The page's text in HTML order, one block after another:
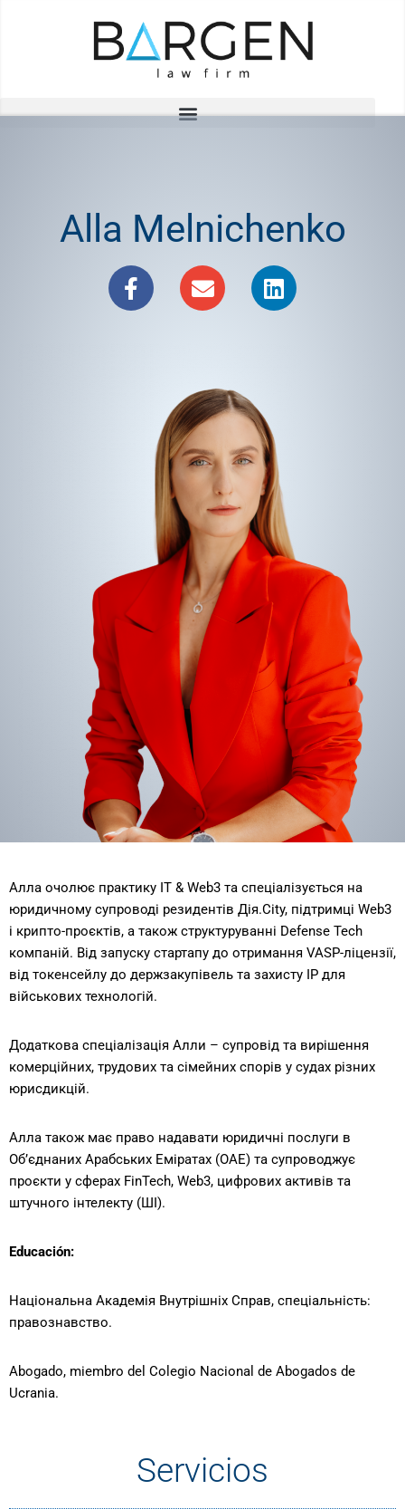
Alla Melnichenko
Алла очолює практику IT & Web3 та спеціалізується на
юридичному супроводі резидентів Дія.City, підтримці Web3
і крипто-проєктів, а також структуруванні Defense Tech
компаній. Від запуску стартапу до отримання VASP-ліцензії,
від токенсейлу до держзакупівель та захисту IP для
військових технологій.
Додаткова спеціалізація Алли – супровід та вирішення
комерційних, трудових та сімейних спорів у судах різних
юрисдикцій.
Алла також має право надавати юридичні послуги в
Об’єднаних Арабських Еміратах (ОАЕ) та супроводжує
проєкти у сферах FinTech, Web3, цифрових активів та
штучного інтелекту (ШІ).
Educación:
Національна Академія Внутрішніх Справ, спеціальність:
правознавство.
Abogado, miembro del Colegio Nacional de Abogados de
Ucrania.
Servicios